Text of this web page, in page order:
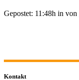
Gepostet: 11:48h in von
Kontakt